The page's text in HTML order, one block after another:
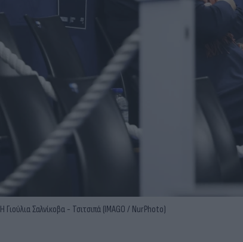
Η Γιούλια Σαλνίκοβα - Τσιτσιπά (IMAGO / NurPhoto)